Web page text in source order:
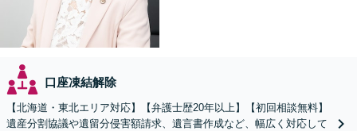
口座凍結解除
【北海道・東北エリア対応】【弁護士歴20年以上】【初回相談無料】
遺産分割協議や遺留分侵害額請求、遺言書作成など、幅広く対応して